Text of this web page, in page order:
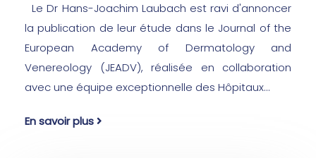
Le Dr Hans-Joachim Laubach est ravi d'annoncer
la publication de leur étude dans le Journal of the
European Academy of Dermatology and
Venereology (JEADV), réalisée en collaboration
avec une équipe exceptionnelle des Hôpitaux...
En savoir plus